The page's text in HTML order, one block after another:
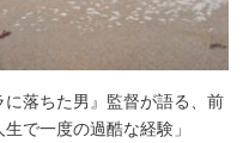
に落ちた男』監督が語る、前
で一度の過酷な経験」